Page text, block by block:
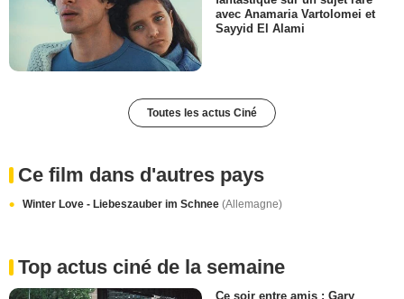
avec Anamaria Vartolomei et
Sayyid El Alami
Toutes les actus Ciné
Ce film dans d'autres pays
Winter Love - Liebeszauber im Schnee (Allemagne)
Top actus ciné de la semaine
Ce soir entre amis : Gary